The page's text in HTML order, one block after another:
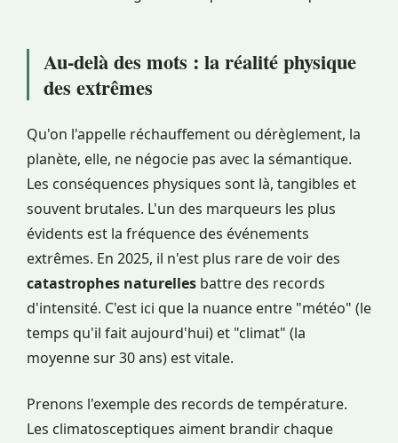
Au-delà des mots : la réalité physique
des extrêmes
Qu'on l'appelle réchauffement ou dérèglement, la
planète, elle, ne négocie pas avec la sémantique.
Les conséquences physiques sont là, tangibles et
souvent brutales. L'un des marqueurs les plus
évidents est la fréquence des événements
extrêmes. En 2025, il n'est plus rare de voir des
catastrophes naturelles battre des records
d'intensité. C'est ici que la nuance entre "météo" (le
temps qu'il fait aujourd'hui) et "climat" (la
moyenne sur 30 ans) est vitale.
Prenons l'exemple des records de température.
Les climatosceptiques aiment brandir chaque